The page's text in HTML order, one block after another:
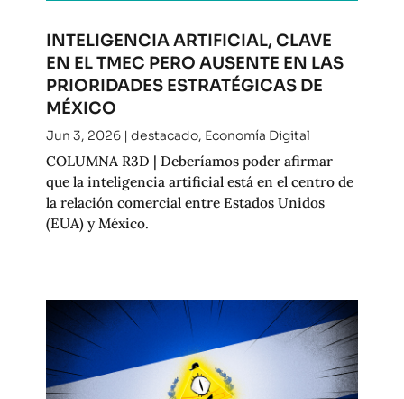
INTELIGENCIA ARTIFICIAL, CLAVE
EN EL TMEC PERO AUSENTE EN LAS
PRIORIDADES ESTRATÉGICAS DE
MÉXICO
Jun 3, 2026| destacado, Economía Digital
COLUMNA R3D | Deberíamos poder afirmar
que la inteligencia artificial está en el centro de
la relación comercial entre Estados Unidos
(EUA) y México.